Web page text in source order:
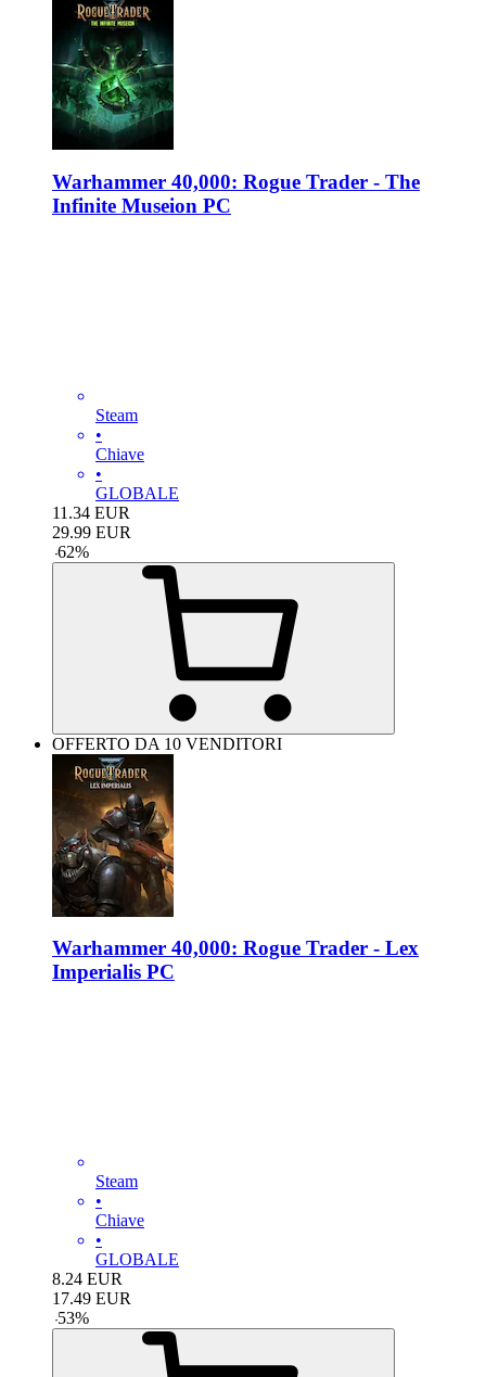
Warhammer 40,000: Rogue Trader - The
Infinite Museion PC
Steam
•
Chiave
•
GLOBALE
11.34 EUR
29.99 EUR
-62%
OFFERTO DA 10 VENDITORI
Warhammer 40,000: Rogue Trader - Lex
Imperialis PC
Steam
•
Chiave
•
GLOBALE
8.24 EUR
17.49 EUR
-53%